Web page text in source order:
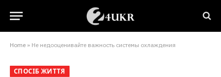
Home » Не недооценивайте важность системы охлаждения
СПОСІБ ЖИТТЯ